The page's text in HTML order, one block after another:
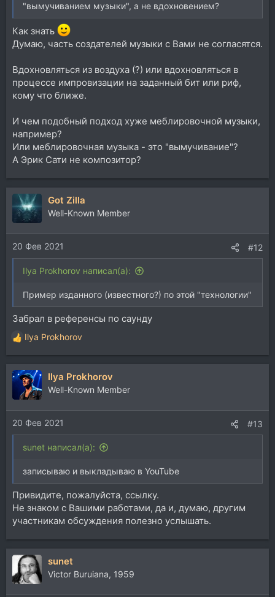
"вымучиванием музыки", а не вдохновением?
Как знать
Думаю, часть создателей музыки с Вами не согласятся.
Вдохновляться из воздуха (?) или вдохновляться в
процессе импровизации на заданный бит или риф,
кому что ближе.
И чем подобный подход хуже меблировочной музыки,
например?
Или меблировочная музыка - это "вымучивание"?
А Эрик Сати не композитор?
Got Zilla
Well-Known Member
20 Фев 2021 #12
Ilya Prokhorov написал(а):
Пример изданного (известного?) по этой "технологии"
Забрал в референсы по саунду
Р
е
а
к
ц
и
и
:
Ilya Prokhorov
Ilya Prokhorov
Well-Known Member
20 Фев 2021 #13
sunet написал(а):
записываю и выкладываю в YouTube
Привидите, пожалуйста, ссылку.
Не знаком с Вашими работами, да и, думаю, другим
участникам обсуждения полезно услышать.
sunet
Victor Buruiana, 1959